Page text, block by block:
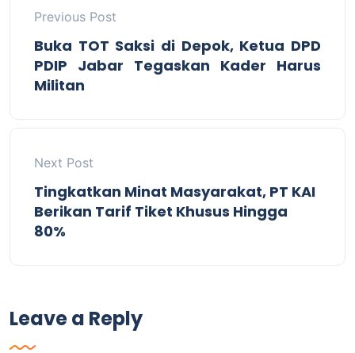
Previous Post
Buka TOT Saksi di Depok, Ketua DPD
PDIP Jabar Tegaskan Kader Harus
Militan
Next Post
Tingkatkan Minat Masyarakat, PT KAI
Berikan Tarif Tiket Khusus Hingga
80%
Leave a Reply